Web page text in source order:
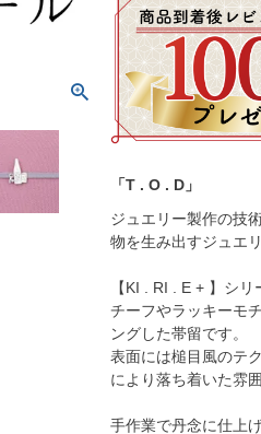
「T . O . D」
ジュエリー製作の技
物を生み出すジュエ
【KI . RI . E + 】シ
チーフやラッキーモ
ングした帯留です。
表面には槌目風のテ
により落ち着いた雰
手作業で丹念に仕上